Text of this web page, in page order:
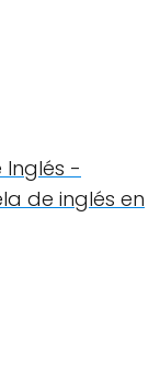
Inglés -
de inglés en